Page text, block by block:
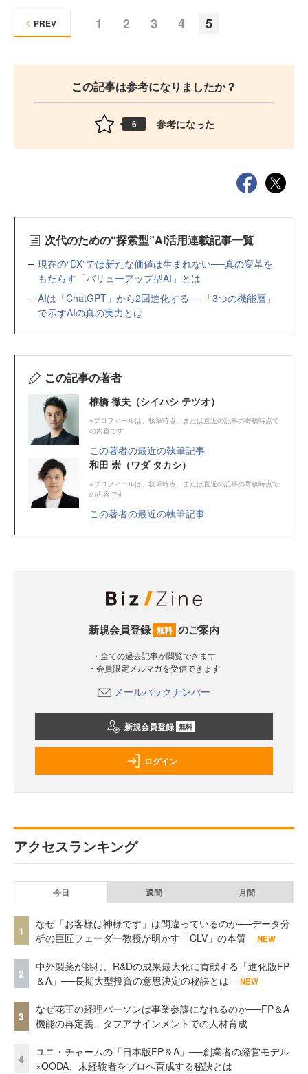
1 2 3 4 5
PREV
この記事は参考になりましたか？
6 参考になった
次代のための“探索型”AI活用連載記事一覧
現在の“DX”では新たな価値は生まれない──真の変革を
もたらす「バリューアップ型AI」とは
AIは「ChatGPT」から2回進化する──「3つの機能層」
で示すAIの真の実力とは
この記事の著者
椎橋 徹夫（シイハシ テツオ）
※プロフィールは、執筆時点、または直近の記事の寄稿時点で
の内容です
この著者の最近の執筆記事
和田 崇（ワダ タカシ）
※プロフィールは、執筆時点、または直近の記事の寄稿時点で
の内容です
この著者の最近の執筆記事
新規会員登録 無料 のご案内
・全ての過去記事が閲覧できます
・会員限定メルマガを受信できます
メールバックナンバー
新規会員登録 無料
ログイン
アクセスランキング
今日 週間 月間
1
なぜ「お客様は神様です」は間違っているのか──データ分
析の巨匠フェーダー教授が明かす「CLV」の本質
NEW
2
中外製薬が挑む、R&Dの成果最大化に貢献する「進化版FP
＆A」──長期大型投資の意思決定の秘訣とは
NEW
3
なぜ花王の経理パーソンは事業参謀になれるのか──FP＆A
機能の再定義、タフアサインメントでの人材育成
4
ユニ・チャームの「日本版FP＆A」──創業者の経営モデル
×OODA、未経験者をプロへ育成する秘訣とは